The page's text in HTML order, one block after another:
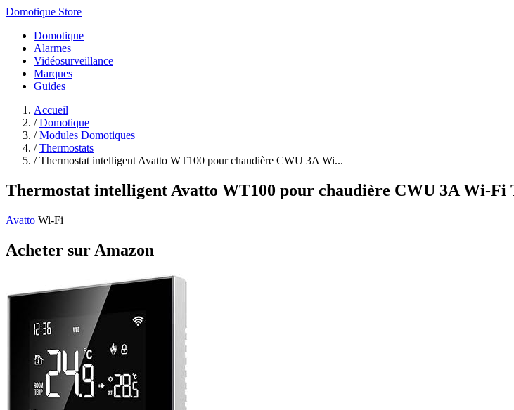
Domotique Store
Domotique
Alarmes
Vidéosurveillance
Marques
Guides
Accueil
/ Domotique
/ Modules Domotiques
/ Thermostats
/ Thermostat intelligent Avatto WT100 pour chaudière CWU 3A Wi...
Thermostat intelligent Avatto WT100 pour chaudière CWU 3A Wi-Fi
Avatto Wi-Fi
Acheter sur Amazon